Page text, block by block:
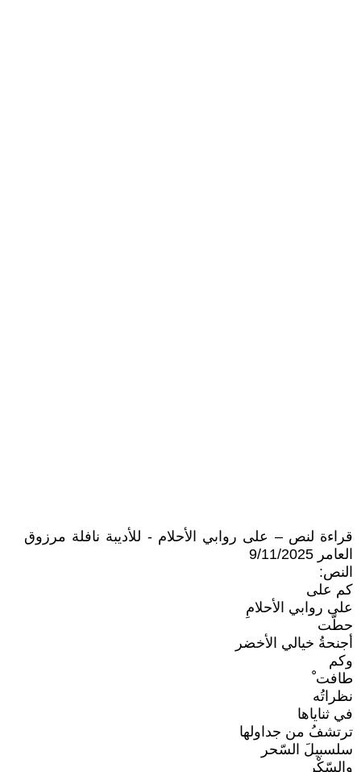
قراءة لنص – على روابي الأحلام - للأديبة نافلة مرزوق
العامر 9/11/2025
النص:
كم على
على روابي الأحلامِ
حطّت
أجنحةُ خيالي الأخضر
وكم
طافت ْ
نظراتُه
في ثناياها
ترتشفُ من جداولها
سلسبيلَ السّحر
والسّكْرِ